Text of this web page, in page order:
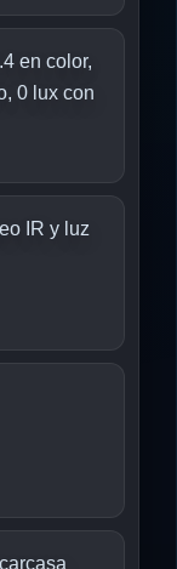
en color,
0 lux con
IR y luz